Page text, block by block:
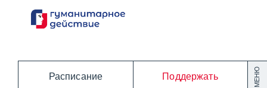
Перейти
МЕНЮ
Расписание Поддержать